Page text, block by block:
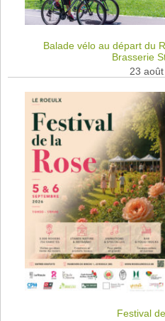
Balade vélo au départ du
Brasserie
23
Festival